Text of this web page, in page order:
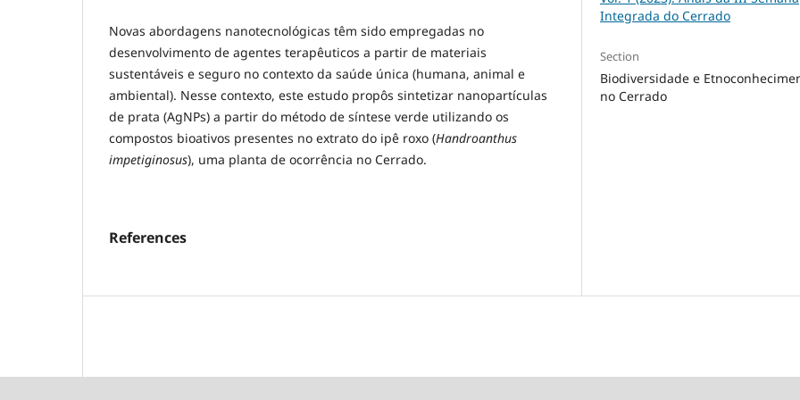
Novas abordagens nanotecnológicas têm sido empregadas no
desenvolvimento de agentes terapêuticos a partir de materiais
sustentáveis e seguro no contexto da saúde única (humana, animal e
ambiental). Nesse contexto, este estudo propôs sintetizar nanopartículas
de prata (AgNPs) a partir do método de síntese verde utilizando os
compostos bioativos presentes no extrato do ipê roxo (Handroanthus
impetiginosus), uma planta de ocorrência no Cerrado.
References
Integrada do Cerrado
Section
Biodiversidade e
no Cerrado